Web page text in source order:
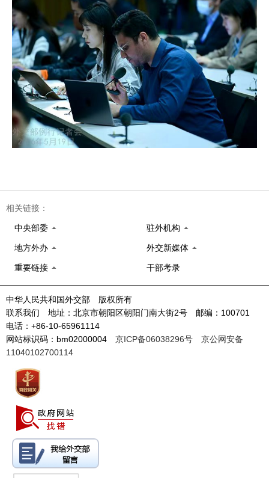
相关链接：
中央部委 驻外机构
地方外办 外交新媒体
重要链接 干部考录
中华人民共和国外交部 版权所有
联系我们 地址：北京市朝阳区朝阳门南大街2号 邮编：100701
电话：+86-10-65961114
网站标识码：bm02000004 京ICP备06038296号
京公网安备
11040102700114